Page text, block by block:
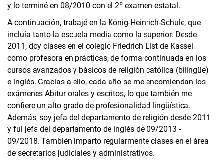
y lo terminé en 08/2010 con el 2º examen estatal.
A continuación, trabajé en la König-Heinrich-Schule, que
incluía tanto la escuela media como la superior. Desde
2011, doy clases en el colegio Friedrich List de Kassel
como profesora en prácticas, de forma continuada en los
cursos avanzados y básicos de religión católica (bilingüe)
e inglés. Gracias a ello, cada año se me encomiendan los
exámenes Abitur orales y escritos, lo que también me
confiere un alto grado de profesionalidad lingüística.
Además, soy jefa del departamento de religión desde 2011
y fui jefa del departamento de inglés de 09/2013 -
09/2018. También imparto regularmente clases en el área
de secretarios judiciales y administrativos.